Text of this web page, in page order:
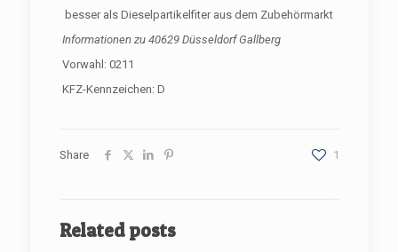
besser als Dieselpartikelfiter aus dem Zubehörmarkt
Informationen zu 40629 Düsseldorf Gallberg
Vorwahl: 0211
KFZ-Kennzeichen: D
Share 1
Related posts